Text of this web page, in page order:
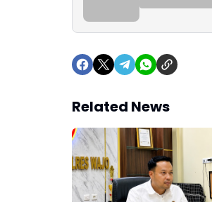
Related News